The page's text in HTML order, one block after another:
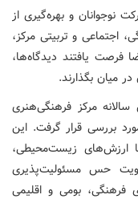
و بهره‌گیری از
اجتماعی و تربیتی مرکز،
فرصت یافتند دیدگاه‌ها،
میان بگذارند.
مرکز فرهنگی‌هنری
بررسی قرار گرفت. این
ارزش‌های زیست‌محیطی،
حس مسئولیت‌پذیری
بومی و اقلیمی